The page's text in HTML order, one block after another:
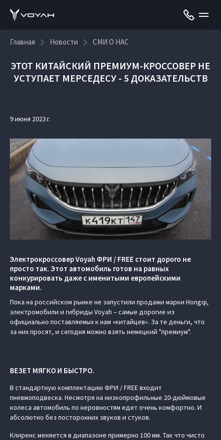
Главная Новости СМИ О НАС
ЭТОТ КИТАЙСКИЙ ПРЕМИУМ-КРОССОВЕР НЕ
УСТУПАЕТ МЕРСЕДЕСУ - 5 ДОКАЗАТЕЛЬСТВ
9 июня 2023 г.
Электрокроссовер Voyah ФРИ / FREE стоит дорого не
просто так. Этот автомобиль готов на равных
конкурировать даже с именитыми европейскими
марками.
Пока на российском рынке не запустили продажи марки Hongqi,
электромобили и гибриды Voyah – самые дорогие из
официально поставляемых к нам «китайцев». За те деньги, что
за них просят, и сегодня можно взять немецкий "премиум".
ВЕЗЕТ МЯГКО И БЫСТРО.
В стандартную комплектацию ФРИ / FREE входит
пневмоподвеска. Несмотря на низкопрофильные 20-дюймовые
колеса автомобиль по неровностям едет очень комфортно. И
абсолютно без посторонних звуков и стуков.
Клиренс меняется в диапазоне примерно 100 мм. Так что чисто